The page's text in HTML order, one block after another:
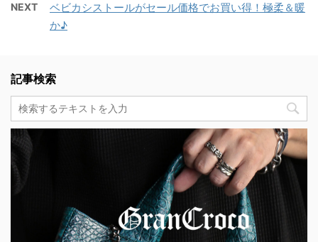
NEXT
ベビカシストールがセール価格でお買い得！極柔＆暖
か♪
記事検索